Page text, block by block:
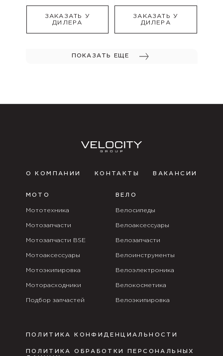
ЗАКАЗАТЬ У
ДИЛЕРА
ЗАКАЗАТЬ У
ДИЛЕРА
ПОКАЗАТЬ ЕЩЕ
О КОМПАНИИ КОНТАКТЫ ВАКАНСИИ
МОТО
Мототехника
Мотозапчасти
Мотозапчасти BSE
Мотоаксессуары
Мотоэкипировка
Моторасходники
Подбор запчастей
ВЕЛО
Велосипеды
Велоаксессуары
Велозапчасти
Велоинструменты
Велоэлектроника
Велокосметика
Велоэкипировка
ПОЛИТИКА КОНФИДЕНЦИАЛЬНОСТИ
ПОЛИТИКА ОБРАБОТКИ ПЕРСОНАЛЬНЫХ